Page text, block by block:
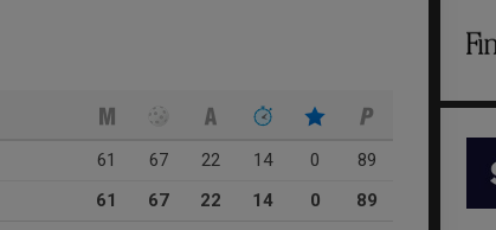
61 67 22 14 0
89
61 67 22 14 0 89